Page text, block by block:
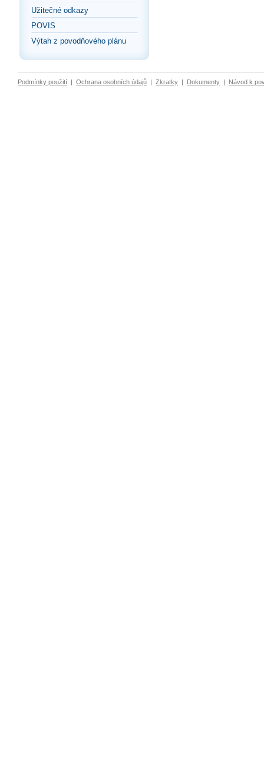
Užitečné odkazy
POVIS
Výtah z povodňového plánu
Podmínky použití | Ochrana osobních údajů | Zkratky | Dokumenty | Návod k